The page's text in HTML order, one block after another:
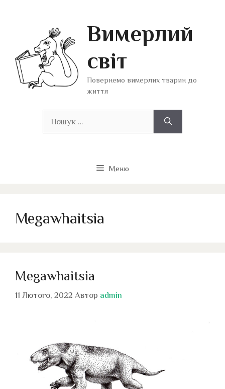
Вимерлий
світ
Повернемо вимерлих тварин до
життя
Меню
Megawhaitsia
Megawhaitsia
11 Лютого, 2022 Автор admin